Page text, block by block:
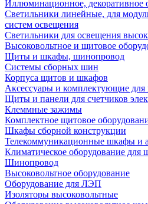
Иллюминационное, декоративное
Светильники линейные, для
систем освещения
Светильники для освещения
Высоковольтное и щитовое
Щиты и шкафы, шинопровод
Системы сборных шин
Корпуса щитов и шкафов
Аксессуары и комплектующие
Щиты и панели для счетчиков
Клеммные зажимы
Комплектное щитовое
Шкафы сборной конструкции
Телекоммуникационные шкафы и
Климатическое оборудование для
Шинопровод
Высоковольтное оборудование
Оборудование для ЛЭП
Изоляторы высоковольтные